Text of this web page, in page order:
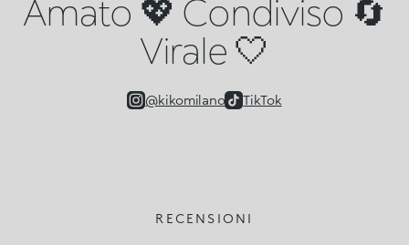
Amato 💖 Condiviso 🔄
Virale 🤍
@kikomilano TikTok
RECENSIONI